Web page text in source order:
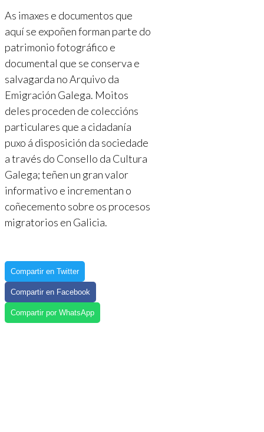
As imaxes e documentos que
aquí se expoñen forman parte do
patrimonio fotográfico e
documental que se conserva e
salvagarda no Arquivo da
Emigración Galega. Moitos
deles proceden de coleccións
particulares que a cidadanía
puxo á disposición da sociedade
a través do Consello da Cultura
Galega; teñen un gran valor
informativo e incrementan o
coñecemento sobre os procesos
migratorios en Galicia.
Compartir en Twitter
Compartir en Facebook
Compartir por WhatsApp